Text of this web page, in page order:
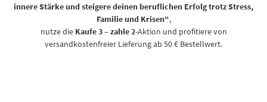
innere Stärke und steigere deinen beruflichen Erfolg trotz Stress,
Familie und Krisen“,
nutze die Kaufe 3 – zahle 2-Aktion und profitiere von
versandkostenfreier Lieferung ab 50 € Bestellwert.